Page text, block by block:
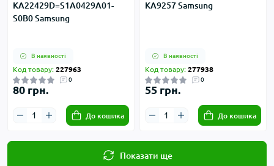
KA22429D=S1A0429A01-
S0B0 Samsung
В наявності
Код товару: 227963
0
80 грн.
До кошика
KA9257 Samsung
В наявності
Код товару: 277938
0
55 грн.
До кошика
Показати ще